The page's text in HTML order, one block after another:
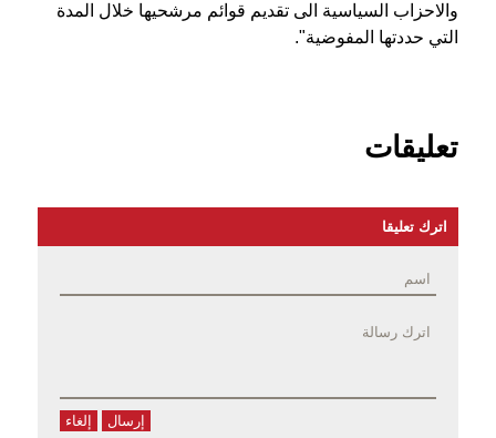
والاحزاب السياسية الى تقديم قوائم مرشحيها خلال المدة
التي حددتها المفوضية".
تعليقات
اترك تعليقا
إرسال إلغاء